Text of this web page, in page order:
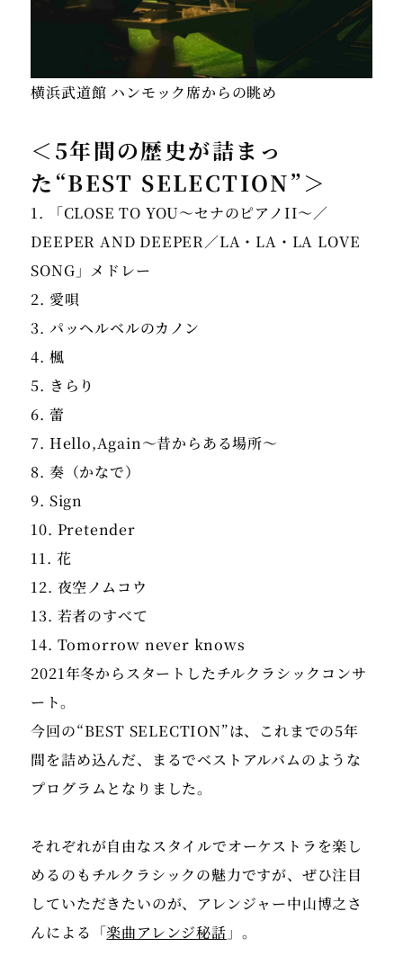
＜5年間の歴史が詰まっ
た“BEST SELECTION”＞
1. 「CLOSE TO YOU〜セナのピアノII〜／
DEEPER AND DEEPER／LA・LA・LA LOVE
SONG」メドレー
2. 愛唄
3. パッヘルベルのカノン
4. 楓
5. きらり
6. 蕾
7. Hello,Again～昔からある場所～
8. 奏（かなで）
9. Sign
10. Pretender
11. 花
12. 夜空ノムコウ
13. 若者のすべて
14. Tomorrow never knows
2021年冬からスタートしたチルクラシックコンサ
ート。
今回の“BEST SELECTION”は、これまでの5年
間を詰め込んだ、まるでベストアルバムのような
プログラムとなりました。
それぞれが自由なスタイルでオーケストラを楽し
めるのもチルクラシックの魅力ですが、ぜひ注目
していただきたいのが、アレンジャー中山博之さ
んによる「楽曲アレンジ秘話 」。